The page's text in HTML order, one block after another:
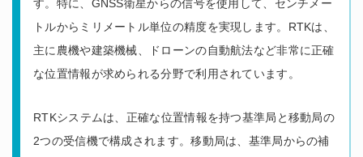
す。特に、GNSS衛星からの信号を使用して、センチメー
トルからミリメートル単位の精度を実現します。RTKは、
主に農機や建築機械、ドローンの自動航法など非常に正確
な位置情報が求められる分野で利用されています。
RTKシステムは、正確な位置情報を持つ基準局と移動局の
2つの受信機で構成されます。移動局は、基準局からの補